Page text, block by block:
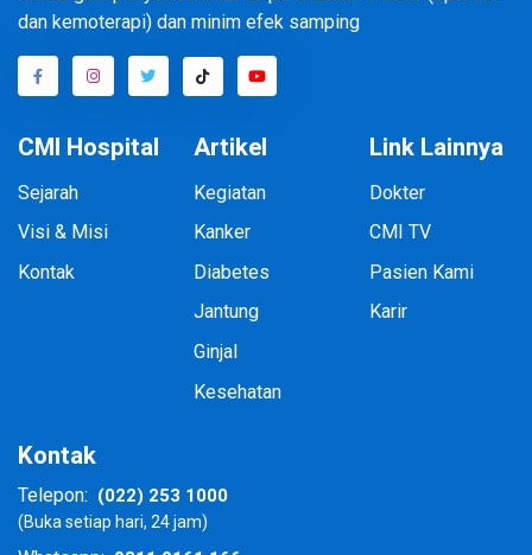
dan kemoterapi) dan minim efek samping
CMI Hospital
Sejarah
Visi & Misi
Kontak
Artikel
Kegiatan
Kanker
Diabetes
Jantung
Ginjal
Kesehatan
Link Lainnya
Dokter
CMI TV
Pasien Kami
Karir
Kontak
Telepon: (022) 253 1000
(Buka setiap hari, 24 jam)